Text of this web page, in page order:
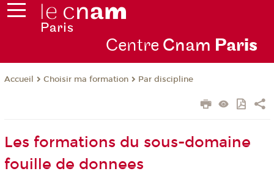
Centre Cnam Paris
Accueil Choisir ma formation Par discipline
Les formations du sous-domaine
fouille de donnees